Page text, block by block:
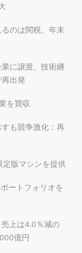
のは関税、年末
に譲渡、技術継
出発
を買収
も競争激化：再
版マシンを提供
ートフォリオを
上は4.0％減の
億円